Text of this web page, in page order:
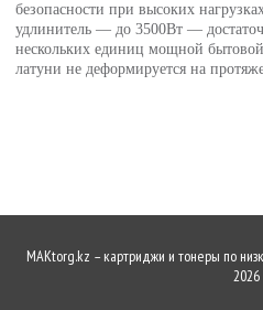
безопасности при высоких
удлинитель — до 3500Вт —
нескольких единиц мощной
латуни не деформируется на
MAKtorg.kz – картриджи и тонеры по
2026